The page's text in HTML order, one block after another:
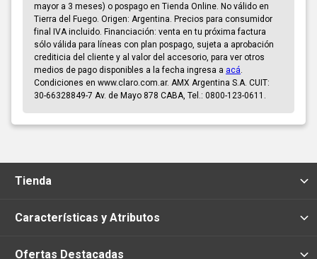
mayor a 3 meses) o pospago en Tienda Online. No válido en
Tierra del Fuego. Origen: Argentina. Precios para consumidor
final IVA incluido. Financiación: venta en tu próxima factura
sólo válida para líneas con plan pospago, sujeta a aprobación
crediticia del cliente y al valor del accesorio, para ver otros
medios de pago disponibles a la fecha ingresa a acá
Condiciones en www.claro.com.ar. AMX Argentina S.A. CUIT:
30-66328849-7 Av. de Mayo 878 CABA, Tel.: 0800-123-0611.
Tienda
Características y Atributos
Ofertas Destacadas